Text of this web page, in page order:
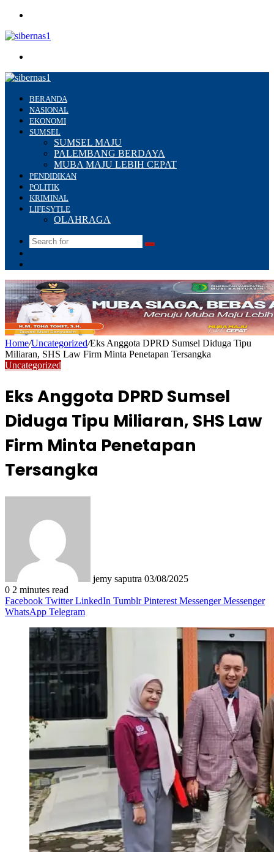
BERANDA
NASIONAL
EKONOMI
SUMSEL
SUMSEL MAJU
PALEMBANG BERDAYA
MUBA MAJU LEBIH CEPAT
PENDIDIKAN
POLITIK
KRIMINAL
LIFESYTLE
OLAHRAGA
Search
Home/Uncategorized/Eks Anggota DPRD Sumsel Diduga Tipu
Miliaran, SHS Law Firm Minta Penetapan Tersangka
Uncategorized
Eks Anggota DPRD Sumsel
Diduga Tipu Miliaran, SHS Law
Firm Minta Penetapan
Tersangka
jemy saputra 03/08/2025
0 2 minutes read
Facebook Twitter LinkedIn Tumblr Pinterest Messenger Messenger
WhatsApp Telegram